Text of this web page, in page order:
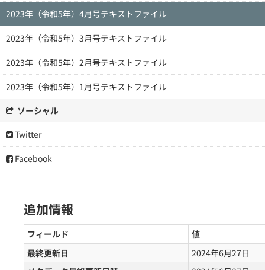
2023年（令和5年）4月号テキストファイル
2023年（令和5年）3月号テキストファイル
2023年（令和5年）2月号テキストファイル
2023年（令和5年）1月号テキストファイル
ソーシャル
Twitter
Facebook
追加情報
フィールド
値
最終更新日
2024年6月27日